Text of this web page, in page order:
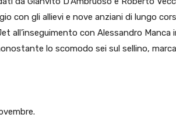
con gli allievi e nove anziani di lungo
all’inseguimento con Alessandro
lo scomodo sei sul sellino,